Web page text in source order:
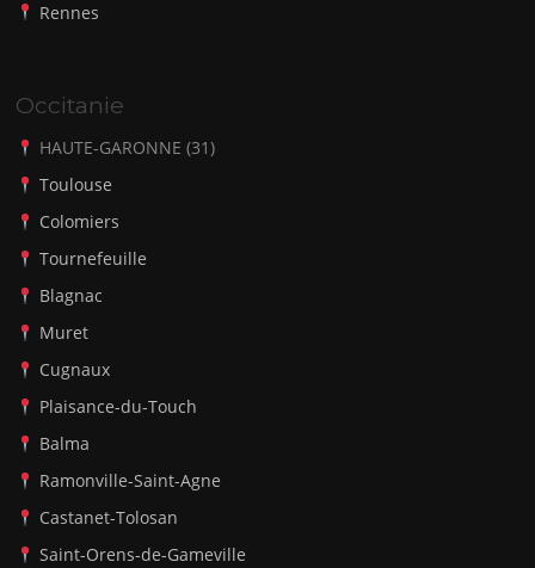
Rennes
Occitanie
HAUTE-GARONNE (31)
Toulouse
Colomiers
Tournefeuille
Blagnac
Muret
Cugnaux
Plaisance-du-Touch
Balma
Ramonville-Saint-Agne
Castanet-Tolosan
Saint-Orens-de-Gameville